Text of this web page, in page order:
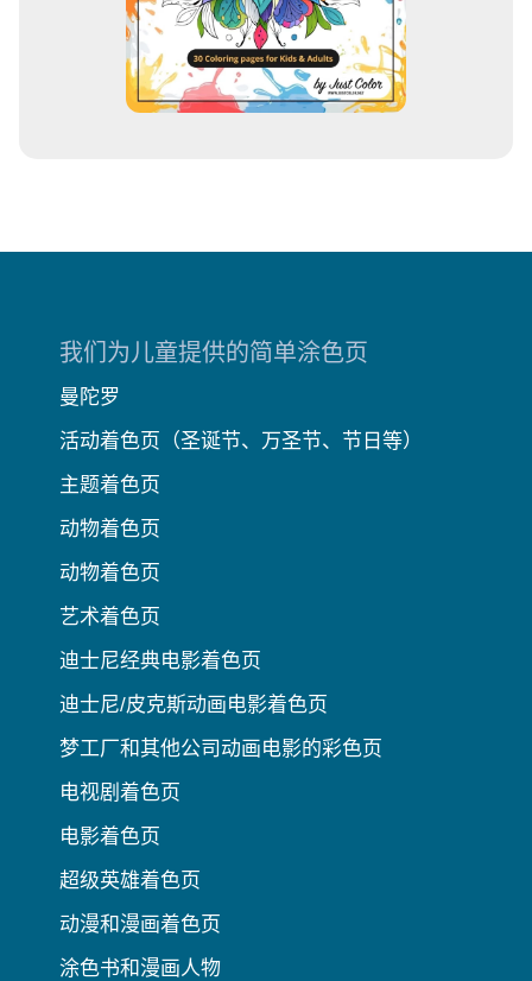
我们为儿童提供的简单涂色页
曼陀罗
活动着色页（圣诞节、万圣节、节日等）
主题着色页
动物着色页
动物着色页
艺术着色页
迪士尼经典电影着色页
迪士尼/皮克斯动画电影着色页
梦工厂和其他公司动画电影的彩色页
电视剧着色页
电影着色页
超级英雄着色页
动漫和漫画着色页
涂色书和漫画人物